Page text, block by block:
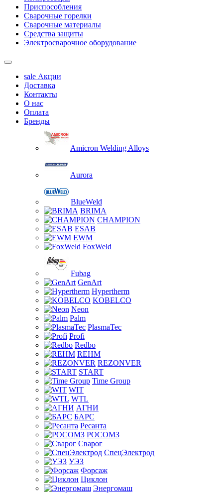
Приспособления
Сварочные горелки
Сварочные материалы
Средства защиты
Электросварочное оборудование
sale Акции
Доставка
Контакты
О нас
Оплата
Бренды
Amicron Welding Alloys
Aurora
BlueWeld
BRIMA
CHAMPION
ESAB
EWM
FoxWeld
Fubag
GenArt
Hypertherm
KOBELCO
Neon
Palm
PlasmaTec
Profi
Redbo
REHM
REZONVER
START
Time Group
WIT
WTL
АГНИ
БАРС
Ресанта
РОСОМЗ
Сварог
СпецЭлектрод
УЭЗ
Форсаж
Циклон
Энергомаш